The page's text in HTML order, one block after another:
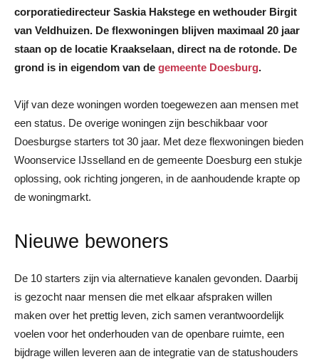
corporatiedirecteur Saskia Hakstege en wethouder Birgit
van Veldhuizen. De flexwoningen blijven maximaal 20 jaar
staan op de locatie Kraakselaan, direct na de rotonde. De
grond is in eigendom van de gemeente Doesburg.
Vijf van deze woningen worden toegewezen aan mensen met
een status. De overige woningen zijn beschikbaar voor
Doesburgse starters tot 30 jaar. Met deze flexwoningen bieden
Woonservice IJsselland en de gemeente Doesburg een stukje
oplossing, ook richting jongeren, in de aanhoudende krapte op
de woningmarkt.
Nieuwe bewoners
De 10 starters zijn via alternatieve kanalen gevonden. Daarbij
is gezocht naar mensen die met elkaar afspraken willen
maken over het prettig leven, zich samen verantwoordelijk
voelen voor het onderhouden van de openbare ruimte, een
bijdrage willen leveren aan de integratie van de statushouders